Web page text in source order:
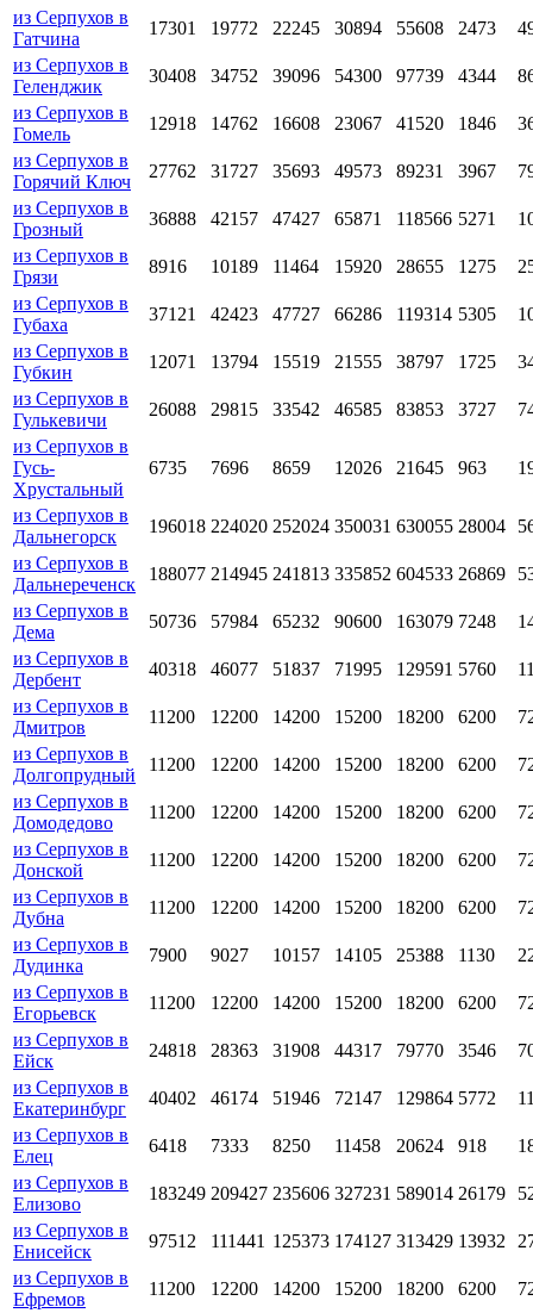
из Серпухов в
Гатчина
17301 19772 22245 30894 55608 2473
из Серпухов в
Геленджик
30408 34752 39096 54300 97739 4344
из Серпухов в
Гомель
12918 14762 16608 23067 41520 1846
из Серпухов в
Горячий Ключ
27762 31727 35693 49573 89231 3967
из Серпухов в
Грозный
36888 42157 47427 65871 118566 5271
из Серпухов в
Грязи
8916 10189 11464 15920 28655 1275
из Серпухов в
Губаха
37121 42423 47727 66286 119314 5305
из Серпухов в
Губкин
12071 13794 15519 21555 38797 1725
из Серпухов в
Гулькевичи
26088 29815 33542 46585 83853 3727
из Серпухов в
Гусь-
Хрустальный
6735 7696 8659 12026 21645 963
из Серпухов в
Дальнегорск
196018 224020 252024 350031 630055 28004
из Серпухов в
Дальнереченск
188077 214945 241813 335852 604533 26869
из Серпухов в
Дема
50736 57984 65232 90600 163079 7248
из Серпухов в
Дербент
40318 46077 51837 71995 129591 5760
из Серпухов в
Дмитров
11200 12200 14200 15200 18200 6200
из Серпухов в
Долгопрудный
11200 12200 14200 15200 18200 6200
из Серпухов в
Домодедово
11200 12200 14200 15200 18200 6200
из Серпухов в
Донской
11200 12200 14200 15200 18200 6200
из Серпухов в
Дубна
11200 12200 14200 15200 18200 6200
из Серпухов в
Дудинка
7900 9027 10157 14105 25388 1130
из Серпухов в
Егорьевск
11200 12200 14200 15200 18200 6200
из Серпухов в
Ейск
24818 28363 31908 44317 79770 3546
из Серпухов в
Екатеринбург
40402 46174 51946 72147 129864 5772
из Серпухов в
Елец
6418 7333 8250 11458 20624 918
из Серпухов в
Елизово
183249 209427 235606 327231 589014 26179
из Серпухов в
Енисейск
97512 111441 125373 174127 313429 13932
из Серпухов в
Ефремов
11200 12200 14200 15200 18200 6200